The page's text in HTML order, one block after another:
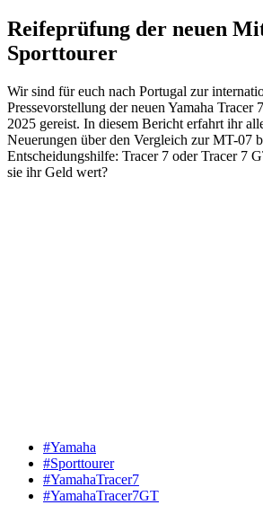
Reifeprüfung der neuen
Sporttourer
Wir sind für euch nach Portugal zur
Pressevorstellung der neuen Yamaha Tracer
2025 gereist. In diesem Bericht erfahrt ihr
Neuerungen über den Vergleich zur MT-07
Entscheidungshilfe: Tracer 7 oder Tracer 7
sie ihr Geld wert?
#Yamaha
#Sporttourer
#YamahaTracer7
#YamahaTracer7GT